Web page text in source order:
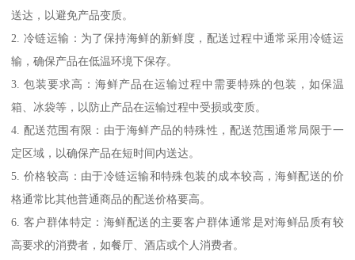
送达，以避免产品变质。
2. 冷链运输：为了保持海鲜的新鲜度，配送过程中通常采用冷链运
输，确保产品在低温环境下保存。
3. 包装要求高：海鲜产品在运输过程中需要特殊的包装，如保温
箱、冰袋等，以防止产品在运输过程中受损或变质。
4. 配送范围有限：由于海鲜产品的特殊性，配送范围通常局限于一
定区域，以确保产品在短时间内送达。
5. 价格较高：由于冷链运输和特殊包装的成本较高，海鲜配送的价
格通常比其他普通商品的配送价格要高。
6. 客户群体特定：海鲜配送的主要客户群体通常是对海鲜品质有较
高要求的消费者，如餐厅、酒店或个人消费者。